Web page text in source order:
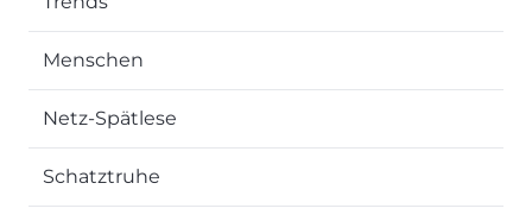
Menschen
Netz-Spätlese
Schatztruhe